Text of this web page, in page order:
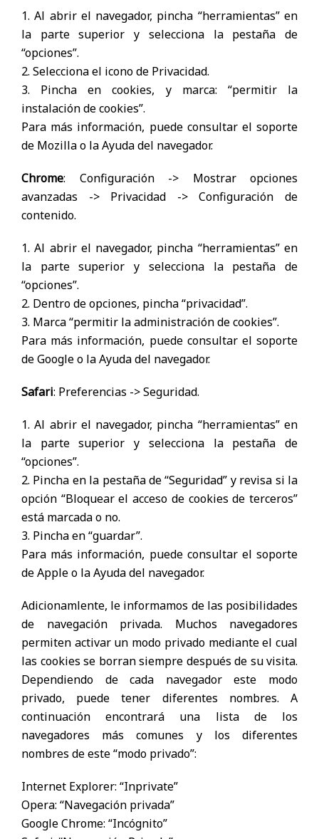
1. Al abrir el navegador, pincha “herramientas” en
la parte superior y selecciona la pestaña de
“opciones”.
2. Selecciona el icono de Privacidad.
3. Pincha en cookies, y marca: “permitir la
instalación de cookies”.
Para más información, puede consultar el soporte
de Mozilla o la Ayuda del navegador.
Chrome: Configuración -> Mostrar opciones
avanzadas -> Privacidad -> Configuración de
contenido.
1. Al abrir el navegador, pincha “herramientas” en
la parte superior y selecciona la pestaña de
“opciones”.
2. Dentro de opciones, pincha “privacidad”.
3. Marca “permitir la administración de cookies”.
Para más información, puede consultar el soporte
de Google o la Ayuda del navegador.
Safari: Preferencias -> Seguridad.
1. Al abrir el navegador, pincha “herramientas” en
la parte superior y selecciona la pestaña de
“opciones”.
2. Pincha en la pestaña de “Seguridad” y revisa si la
opción “Bloquear el acceso de cookies de terceros”
está marcada o no.
3. Pincha en “guardar”.
Para más información, puede consultar el soporte
de Apple o la Ayuda del navegador.
Adicionamlente, le informamos de las posibilidades
de navegación privada. Muchos navegadores
permiten activar un modo privado mediante el cual
las cookies se borran siempre después de su visita.
Dependiendo de cada navegador este modo
privado, puede tener diferentes nombres. A
continuación encontrará una lista de los
navegadores más comunes y los diferentes
nombres de este “modo privado”:
Internet Explorer: “Inprivate”
Opera: “Navegación privada”
Google Chrome: “Incógnito”